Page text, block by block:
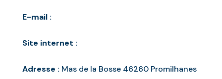
E-mail :
Site internet :
Adresse : Mas de la Bosse 46260 Promilhanes